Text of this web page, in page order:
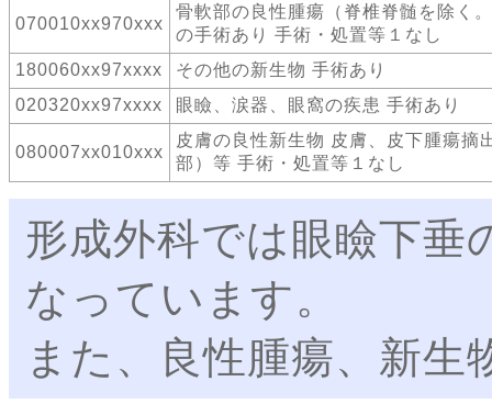
070010xx970xxx
骨軟部の良性腫瘍（脊椎脊髄を除く
の手術あり 手術・処置等１なし
180060xx97xxxx
その他の新生物 手術あり
020320xx97xxxx
眼瞼、涙器、眼窩の疾患 手術あり
080007xx010xxx
皮膚の良性新生物 皮膚、皮下腫瘍摘
部）等 手術・処置等１なし
形成外科では眼瞼下垂
なっています。
また、良性腫瘍、新